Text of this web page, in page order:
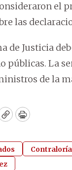
el
las
de Justicia
públicas. La
de la
CopyPrint